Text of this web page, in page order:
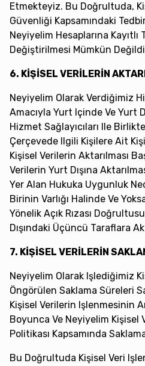
Etmekteyiz. Bu Doğrultuda,
Güvenliği Kapsamındaki
Neyiyelim Hesaplarına Kayıtlı
Değiştirilmesi Mümkün
6. KİŞİSEL VERİLERİN
Neyiyelim Olarak Verdiğimiz
Amacıyla Yurt Içinde Ve Yurt
Hizmet Sağlayıcıları Ile
Çerçevede Ilgili Kişilere Ait
Kişisel Verilerin Aktarılması
Verilerin Yurt Dışına
Yer Alan Hukuka Uygunluk
Birinin Varlığı Halinde Ve
Yönelik Açık Rızası
Dışındaki Üçüncü Taraflara
7. KİŞİSEL VERİLERİN
Neyiyelim Olarak Işlediğimiz
Öngörülen Saklama Süreleri
Kişisel Verilerin Işlenmesinin
Boyunca Ve Neyiyelim Kişisel
Politikası Kapsamında
Bu Doğrultuda Kişisel Veri